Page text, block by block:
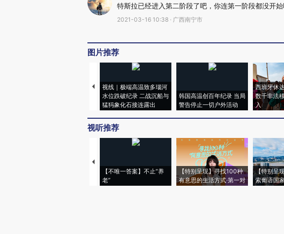
特斯拉已经进入第二阶段了吧，你连第一阶段都没开
2021-03-16 10:38 · 广西南宁市
图片推荐
视线｜极端高温致多瑙河
水位跌破纪录 二战沉船与
猛犸象化石接连露出
韩国高温创百年纪录 当局
警告停止一切户外活动
西班牙休
数千非法
入
视听推荐
【不唯一答案】不止“养
老”
【特别呈现】寻找100种
有意思的生活方式·第一对
【特别呈
索葡语国